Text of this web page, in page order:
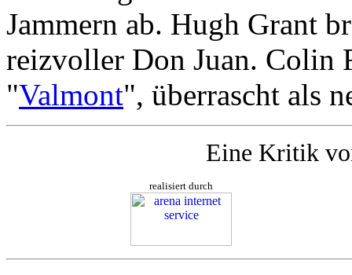
Jammern ab. Hugh Grant
reizvoller Don Juan. Colin
"Valmont", überrascht als
Eine Kritik
realisiert durch